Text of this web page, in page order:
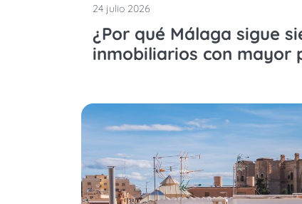
24 julio 2026
¿Por qué Málaga sigue
inmobiliarios con mayor